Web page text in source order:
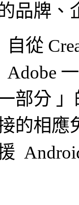
品牌、
自從
Adobe
部分
的相應